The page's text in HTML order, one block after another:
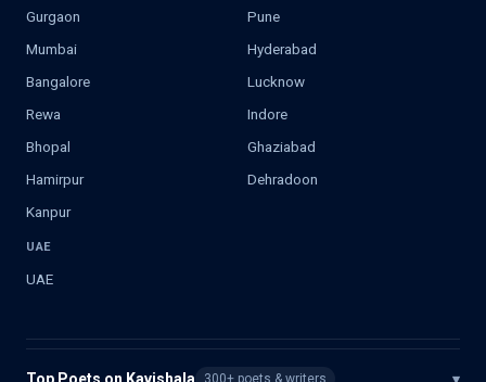
Gurgaon
Pune
Mumbai
Hyderabad
Bangalore
Lucknow
Rewa
Indore
Bhopal
Ghaziabad
Hamirpur
Dehradoon
Kanpur
UAE
UAE
Top Poets on Kavishala 300+ poets & writers